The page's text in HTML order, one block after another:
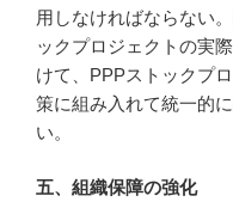
用しなければならない
ックプロジェクトの実
けて、PPPストックプ
策に組み入れて統一的
い。
五、組織保障の強化